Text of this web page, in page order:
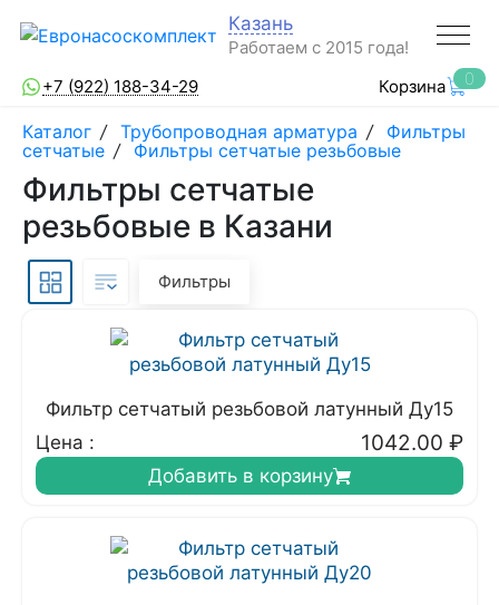
Казань
Работаем с 2015 года!
+7 (922) 188-34-29
Корзина 0
Каталог / Трубопроводная арматура / Фильтры
сетчатые / Фильтры сетчатые резьбовые
Фильтры сетчатые
резьбовые в Казани
Фильтры
Фильтр сетчатый резьбовой латунный Ду15
Цена :
1042.00 ₽
Добавить в корзину